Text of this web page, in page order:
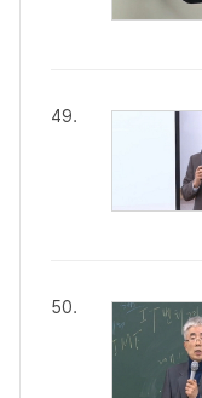
49.
50.